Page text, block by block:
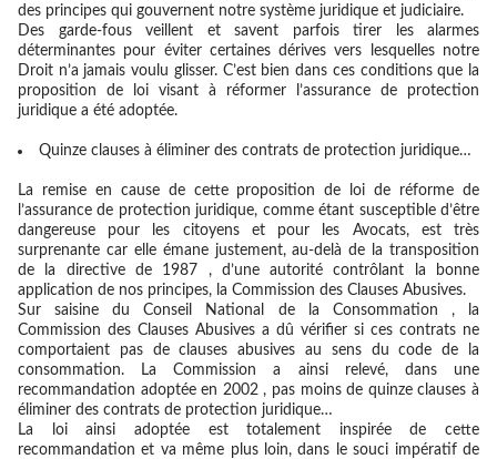
des principes qui gouvernent notre système juridique et judiciaire.
Des garde-fous veillent et savent parfois tirer les alarmes
déterminantes pour éviter certaines dérives vers lesquelles notre
Droit n’a jamais voulu glisser. C’est bien dans ces conditions que la
proposition de loi visant à réformer l’assurance de protection
juridique a été adoptée.
Quinze clauses à éliminer des contrats de protection juridique…
La remise en cause de cette proposition de loi de réforme de
l’assurance de protection juridique, comme étant susceptible d’être
dangereuse pour les citoyens et pour les Avocats, est très
surprenante car elle émane justement, au-delà de la transposition
de la directive de 1987 , d’une autorité contrôlant la bonne
application de nos principes, la Commission des Clauses Abusives.
Sur saisine du Conseil National de la Consommation , la
Commission des Clauses Abusives a dû vérifier si ces contrats ne
comportaient pas de clauses abusives au sens du code de la
consommation. La Commission a ainsi relevé, dans une
recommandation adoptée en 2002 , pas moins de quinze clauses à
éliminer des contrats de protection juridique…
La loi ainsi adoptée est totalement inspirée de cette
recommandation et va même plus loin, dans le souci impératif de